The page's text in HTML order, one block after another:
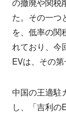
の撤廃や関税
た。その一つ
を、低率の関
れており、今
EVは、その第
中国の王適駐
し、「吉利の